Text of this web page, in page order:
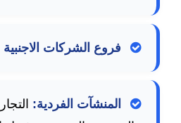
فروع الشركات الاجنبية
المنشآت الفردية: